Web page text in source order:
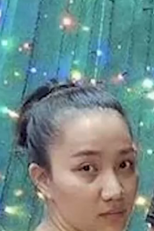
Bảo
13:59
xã Lê Dương Bảo Lâm